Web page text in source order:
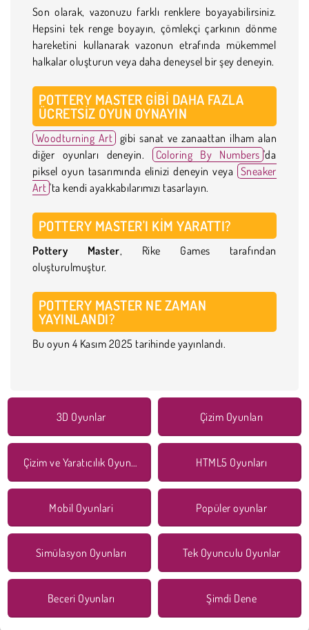
Son olarak, vazonuzu farklı renklere boyayabilirsiniz.
Hepsini tek renge boyayın, çömlekçi çarkının dönme
hareketini kullanarak vazonun etrafında mükemmel
halkalar oluşturun veya daha deneysel bir şey deneyin.
POTTERY MASTER GIBI DAHA FAZLA
ÜCRETSIZ OYUN OYNAYIN
Woodturning Art gibi sanat ve zanaattan ilham alan
diğer oyunları deneyin.
Coloring By Numbers 'da
piksel oyun tasarımında elinizi deneyin veya Sneaker
Art 'ta kendi ayakkabılarımızı tasarlayın.
POTTERY MASTER'I KIM YARATTI?
Pottery Master, Rike Games tarafından
oluşturulmuştur.
POTTERY MASTER NE ZAMAN
YAYINLANDI?
Bu oyun 4 Kasım 2025 tarihinde yayınlandı.
3D Oyunlar Çizim Oyunları
Çizim ve Yaratıcılık Oyunları HTML5 Oyunları
Mobil Oyunlari Popüler oyunlar
Simülasyon Oyunları Tek Oyunculu Oyunlar
Beceri Oyunları Şimdi Dene